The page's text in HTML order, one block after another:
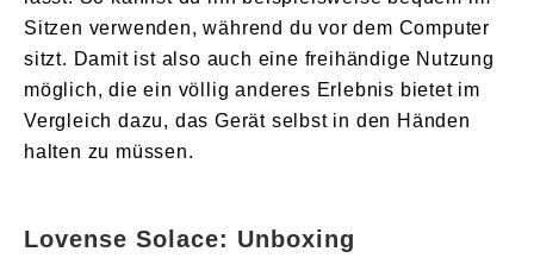
Sitzen verwenden, während du vor dem Computer
sitzt. Damit ist also auch eine freihändige Nutzung
möglich, die ein völlig anderes Erlebnis bietet im
Vergleich dazu, das Gerät selbst in den Händen
halten zu müssen.
Lovense Solace: Unboxing